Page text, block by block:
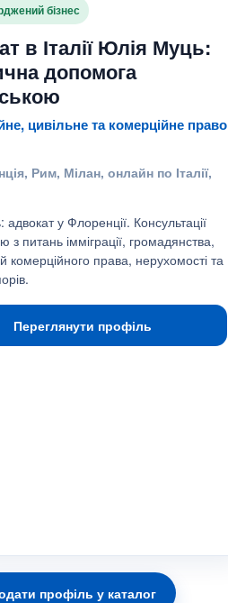
бізнес
в Італії Юлія Муць:
допомога
цивільне та комерційне право
Рим, Мілан, онлайн по Італії,
у Флоренції. Консультації
з питань імміграції, громадянства,
комерційного права, нерухомості та
Переглянути профіль
профіль у каталог